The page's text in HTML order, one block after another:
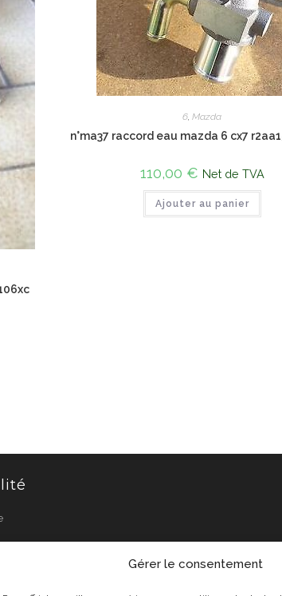
Gérer le consentement
6,Mazda
n°ma37 raccord eau mazda 6 cx7
110,00 € Net de TVA
Ajouter au panier